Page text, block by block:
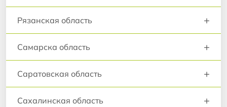
Рязанская область +
Самарска область +
Саратовская область +
Сахалинская область +